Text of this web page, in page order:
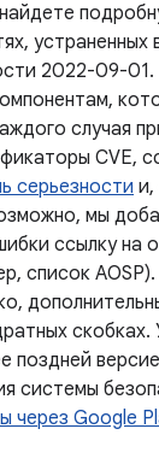
устраненных
2022-09-
случая
CVE,
серьезности и,
мы
ссылку на
список
скобках.
поздней
системы
через Google